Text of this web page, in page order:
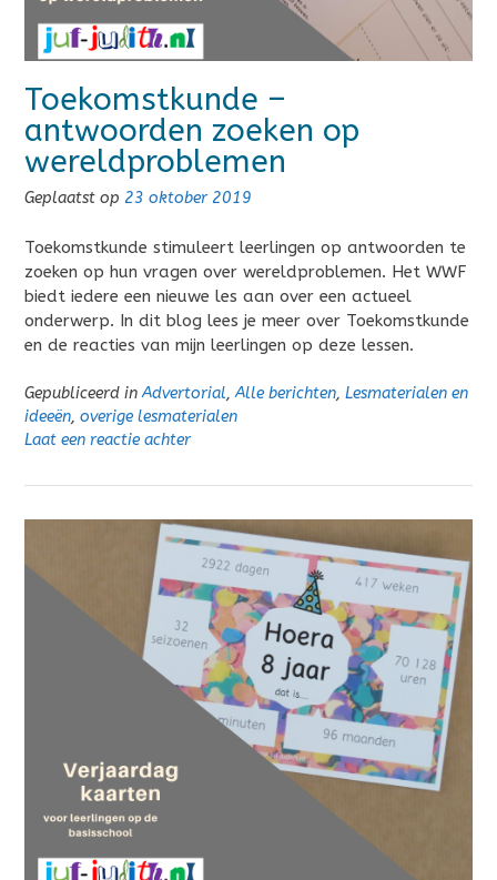
Toekomstkunde –
antwoorden zoeken op
wereldproblemen
Geplaatst op 23 oktober 2019
Toekomstkunde stimuleert leerlingen op antwoorden te
zoeken op hun vragen over wereldproblemen. Het WWF
biedt iedere een nieuwe les aan over een actueel
onderwerp. In dit blog lees je meer over Toekomstkunde
en de reacties van mijn leerlingen op deze lessen.
Gepubliceerd inAdvertorial,Alle berichten, Lesmaterialen en
ideeën, overige lesmaterialen
Laat een reactie achter